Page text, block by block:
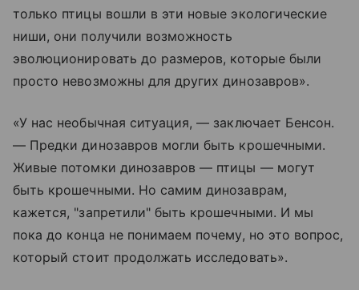
только птицы вошли в эти новые экологические
ниши, они получили возможность
эволюционировать до размеров, которые были
просто невозможны для других динозавров».
«У нас необычная ситуация, — заключает Бенсон.
— Предки динозавров могли быть крошечными.
Живые потомки динозавров — птицы — могут
быть крошечными. Но самим динозаврам,
кажется, "запретили" быть крошечными. И мы
пока до конца не понимаем почему, но это вопрос,
который стоит продолжать исследовать».